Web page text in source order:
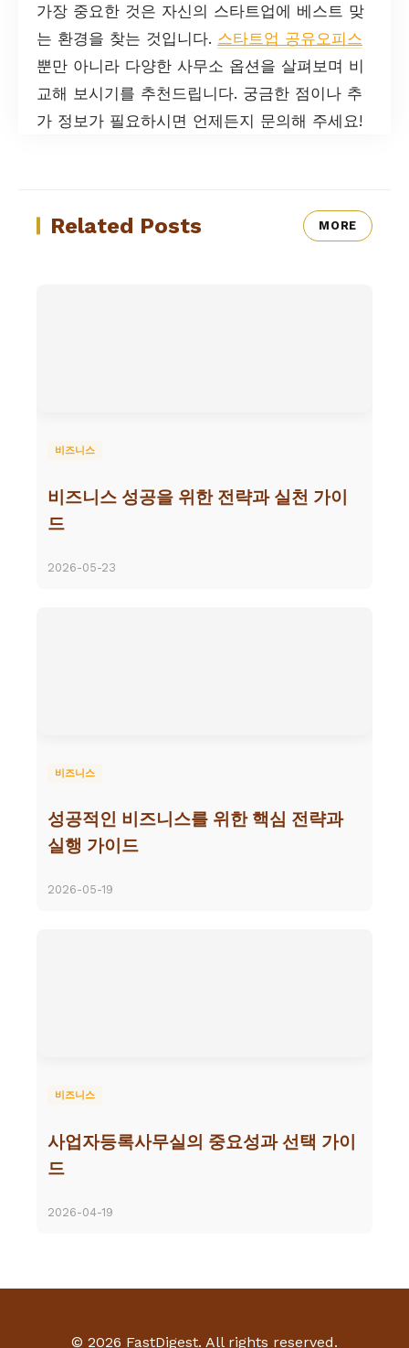
가장 중요한 것은 자신의 스타트업에 베스트 맞
는 환경을 찾는 것입니다. 스타트업 공유오피스
뿐만 아니라 다양한 사무소 옵션을 살펴보며 비
교해 보시기를 추천드립니다. 궁금한 점이나 추
가 정보가 필요하시면 언제든지 문의해 주세요!
Related Posts MORE
비즈니스
비즈니스 성공을 위한 전략과 실천 가이
드
2026-05-23
비즈니스
성공적인 비즈니스를 위한 핵심 전략과
실행 가이드
2026-05-19
비즈니스
사업자등록사무실의 중요성과 선택 가이
드
2026-04-19
© 2026 FastDigest. All rights reserved.